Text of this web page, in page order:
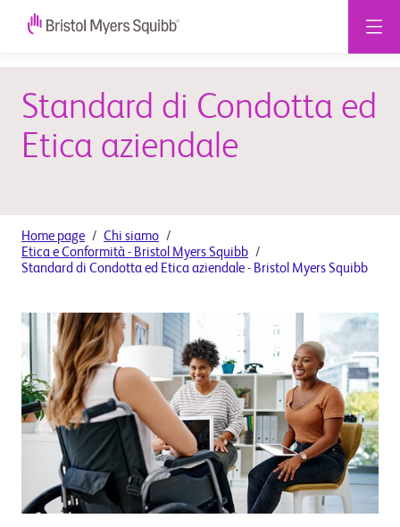
Standard di Condotta ed
Etica aziendale
Home page
Chi siamo
Etica e Conformità - Bristol Myers Squibb
Standard di Condotta ed Etica aziendale - Bristol Myers Squibb